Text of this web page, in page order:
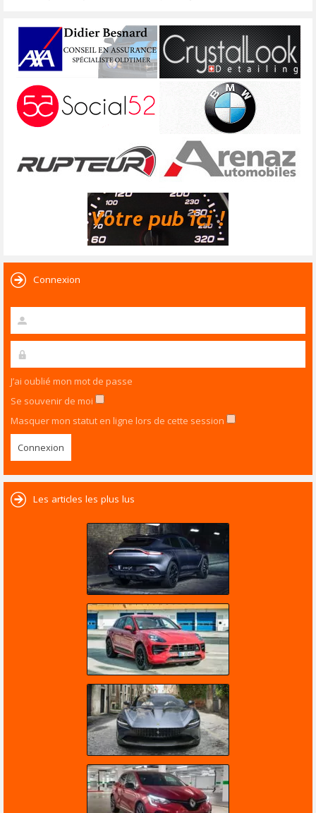
Connexion
J’ai oublié mon mot de passe
Se souvenir de moi
Masquer mon statut en ligne lors de cette session
Les articles les plus lus